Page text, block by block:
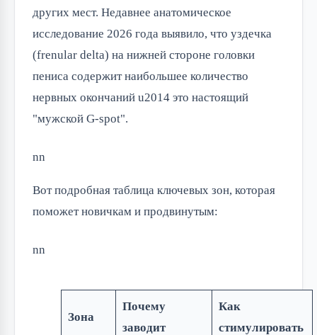
других мест. Недавнее анатомическое
исследование 2026 года выявило, что уздечка
(frenular delta) на нижней стороне головки
пениса содержит наибольшее количество
нервных окончаний u2014 это настоящий
"мужской G-spot".
nn
Вот подробная таблица ключевых зон, которая
поможет новичкам и продвинутым:
nn
Зона
Почему
заводит
Как
стимулировать